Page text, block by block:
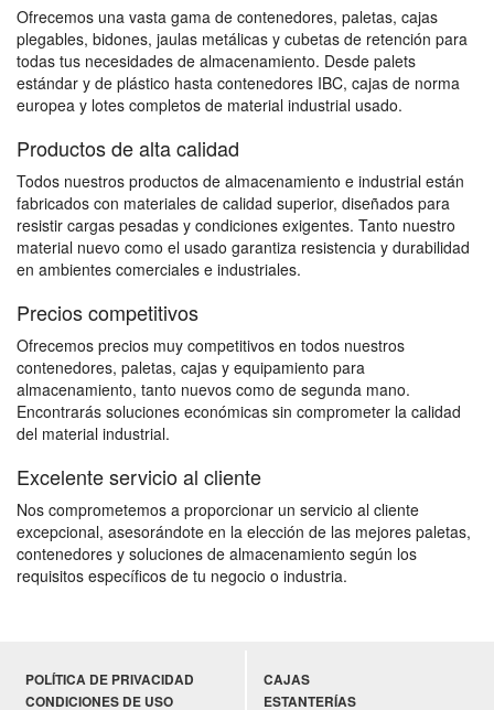
Ofrecemos una vasta gama de contenedores, paletas, cajas
plegables, bidones, jaulas metálicas y cubetas de retención para
todas tus necesidades de almacenamiento. Desde palets
estándar y de plástico hasta contenedores IBC, cajas de norma
europea y lotes completos de material industrial usado.
Productos de alta calidad
Todos nuestros productos de almacenamiento e industrial están
fabricados con materiales de calidad superior, diseñados para
resistir cargas pesadas y condiciones exigentes. Tanto nuestro
material nuevo como el usado garantiza resistencia y durabilidad
en ambientes comerciales e industriales.
Precios competitivos
Ofrecemos precios muy competitivos en todos nuestros
contenedores, paletas, cajas y equipamiento para
almacenamiento, tanto nuevos como de segunda mano.
Encontrarás soluciones económicas sin comprometer la calidad
del material industrial.
Excelente servicio al cliente
Nos comprometemos a proporcionar un servicio al cliente
excepcional, asesorándote en la elección de las mejores paletas,
contenedores y soluciones de almacenamiento según los
requisitos específicos de tu negocio o industria.
POLÍTICA DE PRIVACIDAD
CONDICIONES DE USO
CAJAS
ESTANTERÍAS